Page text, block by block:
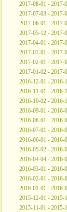
2017-08-01 - 2017-
2017-07-03 - 2017-
2017-06-01 - 2017-
2017-05-12 - 2017-
2017-04-01 - 2017-
2017-03-01 - 2017-
2017-02-01 - 2017-
2017-01-02 - 2017-
2016-12-01 - 2016-
2016-11-01 - 2016-
2016-10-02 - 2016-
2016-09-01 - 2016-
2016-08-01 - 2016-
2016-07-01 - 2016-
2016-06-01 - 2016-
2016-05-02 - 2016-
2016-04-04 - 2016-
2016-03-01 - 2016-
2016-02-01 - 2016-
2016-01-01 - 2016-
2015-12-01 - 2015-
2015-11-01 - 2015-